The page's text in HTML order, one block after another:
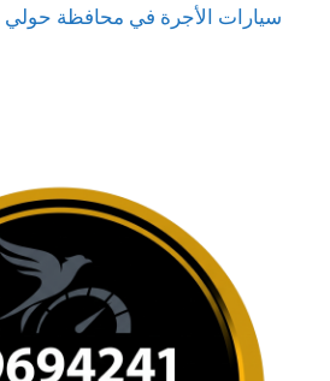
سيارات الأجرة في محافظة حولي